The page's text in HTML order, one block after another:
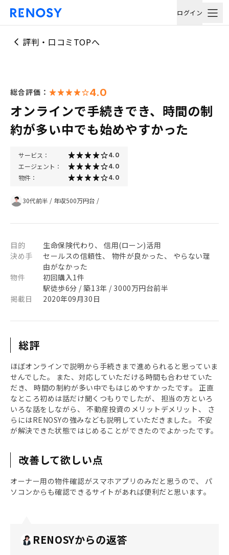
ログイン
評判・口コミTOPへ
総合評価： 4.0
オンラインで手続きでき、時間の制
約が多い中でも始めやすかった
サービス： 4.0
エージェント： 4.0
物件： 4.0
30代前半 / 年収500万円台 /
目的
生命保険代わり、 信用(ローン)活用
決め手
セールスの信頼性、 物件が良かった、 やらない理
由がなかった
物件
初回購入1件
駅徒歩6分 / 築13年 / 3000万円台前半
掲載日
2020年09月30日
総評
ほぼオンラインで説明から手続きまで進められると思っていま
せんでした。 また、対応していただける時間も合わせていた
だき、 時間の制約が多い中でもはじめやすかったです。 正直
なところ初めは話だけ聞くつもりでしたが、 担当の方といろ
いろな話をしながら、 不動産投資のメリットデメリット、 さ
らにはRENOSYの強みなども説明していただきました。 不安
が解決できた状態ではじめることができたのでよかったです。
改善して欲しい点
オーナー用の物件確認がスマホアプリのみだと思うので、 パ
ソコンからも確認できるサイトがあれば便利だと思います。
RENOSYからの返答